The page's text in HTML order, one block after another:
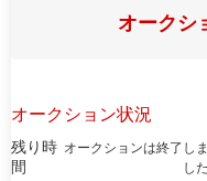
オークシ
オークション状況
残り時
間
オークションは終了しま
した